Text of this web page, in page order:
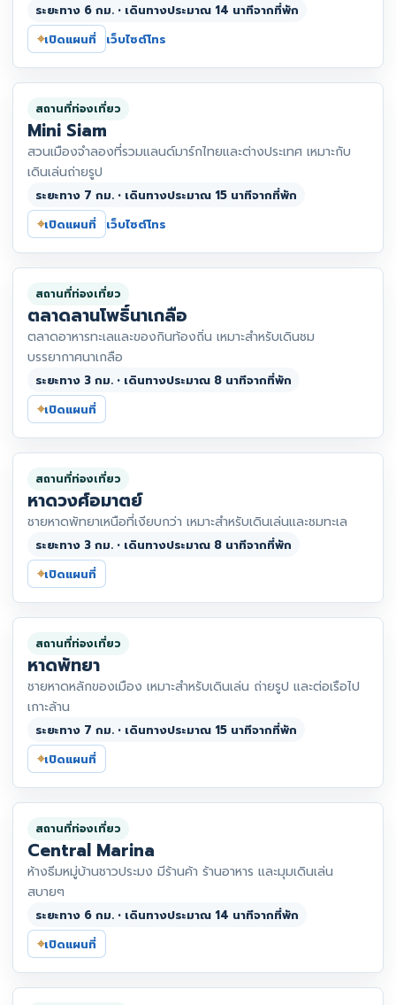
ระยะทาง 6 กม. • เดินทางประมาณ 14 นาทีจากที่พัก
⌖เปิดแผนที่ เว็บไซต์โทร
สถานที่ท่องเที่ยว
Mini Siam
สวนเมืองจำลองที่รวมแลนด์มาร์กไทยและต่างประเทศ เหมาะกับ
เดินเล่นถ่ายรูป
ระยะทาง 7 กม. • เดินทางประมาณ 15 นาทีจากที่พัก
⌖เปิดแผนที่ เว็บไซต์โทร
สถานที่ท่องเที่ยว
ตลาดลานโพธิ์นาเกลือ
ตลาดอาหารทะเลและของกินท้องถิ่น เหมาะสำหรับเดินชม
บรรยากาศนาเกลือ
ระยะทาง 3 กม. • เดินทางประมาณ 8 นาทีจากที่พัก
⌖เปิดแผนที่
สถานที่ท่องเที่ยว
หาดวงศ์อมาตย์
ชายหาดพัทยาเหนือที่เงียบกว่า เหมาะสำหรับเดินเล่นและชมทะเล
ระยะทาง 3 กม. • เดินทางประมาณ 8 นาทีจากที่พัก
⌖เปิดแผนที่
สถานที่ท่องเที่ยว
หาดพัทยา
ชายหาดหลักของเมือง เหมาะสำหรับเดินเล่น ถ่ายรูป และต่อเรือไป
เกาะล้าน
ระยะทาง 7 กม. • เดินทางประมาณ 15 นาทีจากที่พัก
⌖เปิดแผนที่
สถานที่ท่องเที่ยว
Central Marina
ห้างธีมหมู่บ้านชาวประมง มีร้านค้า ร้านอาหาร และมุมเดินเล่น
สบายๆ
ระยะทาง 6 กม. • เดินทางประมาณ 14 นาทีจากที่พัก
⌖เปิดแผนที่